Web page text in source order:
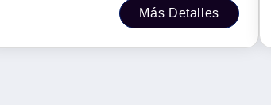
Más Detalles